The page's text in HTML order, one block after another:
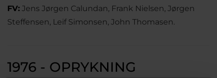
FV: Jens Jørgen Calundan, Frank Nielsen, Jørgen
Steffensen, Leif Simonsen, John Thomasen.
1976 - OPRYKNING